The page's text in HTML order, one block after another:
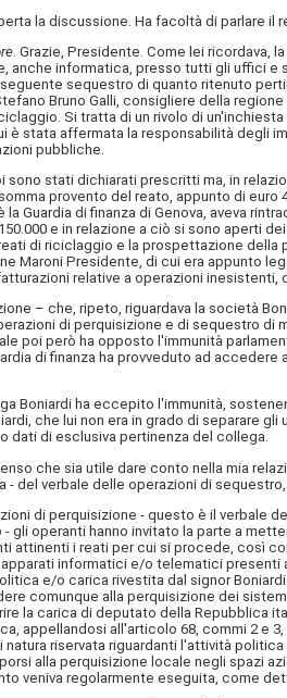
la discussione. Ha facoltà di parlare
. Grazie, Presidente. Come lei ricordava,
anche informatica, presso tutti gli uffici e
sequestro di quanto ritenuto
Bruno Galli, consigliere della
Si tratta di un rivolo di
è stata affermata la responsabilità degli
pubbliche.
sono stati dichiarati prescritti ma, in
provento del reato, appunto di
Guardia di finanza di Genova, aveva
e in relazione a ciò si sono aperti
di riciclaggio e la prospettazione
Maroni Presidente, di cui era appunto
relative a operazioni
– che, ripeto, riguardava la società
di perquisizione e di sequestro
poi però ha opposto l'immunità
di finanza ha provveduto ad accedere
Boniardi ha eccepito l'immunità,
che lui non era in grado di separare
dati di esclusiva pertinenza del collega.
che sia utile dare conto nella mia
- del verbale delle operazioni di
di perquisizione - questo è il verbale
- gli operanti hanno invitato la parte a
attinenti i reati per cui si procede, così
informatici e/o telematici
e/o carica rivestita dal signor
comunque alla perquisizione dei
la carica di deputato della Repubblica
appellandosi all'articolo 68, commi 2 e
natura riservata riguardanti l'attività
alla perquisizione locale negli spazi
veniva regolarmente eseguita, come